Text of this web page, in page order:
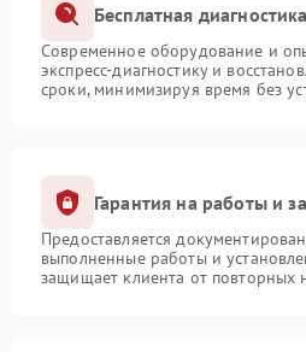
Бесплатная
Современное оборудование и
экспресс-диагностику и
сроки, минимизируя время без
Гарантия на работы и
Предоставляется
выполненные работы и
защищает клиента от повторных